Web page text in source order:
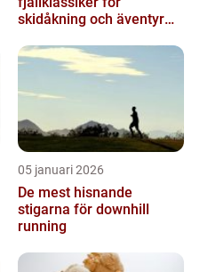
skidåkning och äventyr
05 januari 2026
De mest hisnande
stigarna för downhill
running